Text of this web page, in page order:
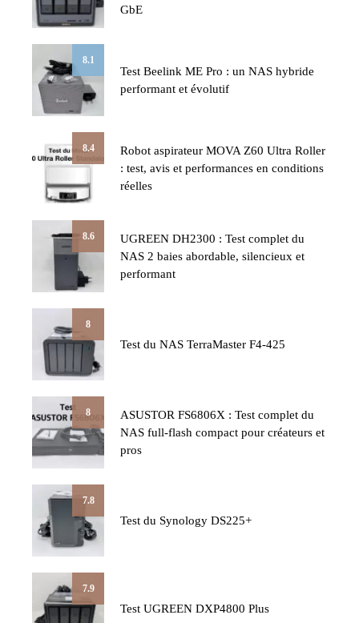
GbE
8.1
Test Beelink ME Pro : un NAS hybride
performant et évolutif
8.4
Robot aspirateur MOVA Z60 Ultra Roller
: test, avis et performances en conditions
réelles
8.6
UGREEN DH2300 : Test complet du
NAS 2 baies abordable, silencieux et
performant
8
Test du NAS TerraMaster F4-425
8
ASUSTOR FS6806X : Test complet du
NAS full-flash compact pour créateurs et
pros
7.8
Test du Synology DS225+
7.9
Test UGREEN DXP4800 Plus